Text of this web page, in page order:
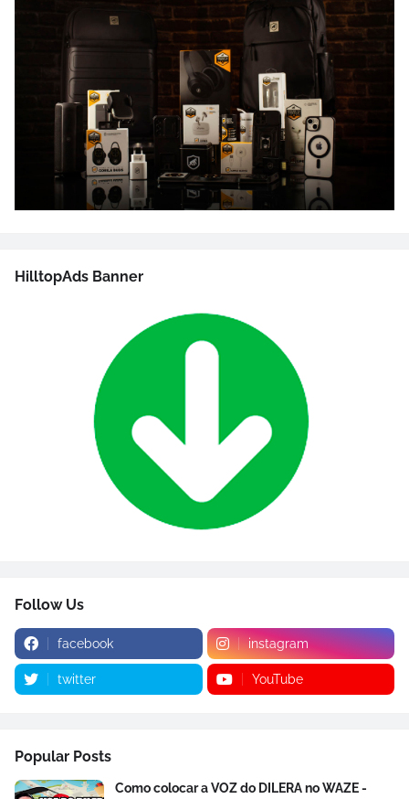
HilltopAds Banner
Follow Us
facebook instagram
twitter YouTube
Popular Posts
Como colocar a VOZ do DILERA no WAZE -